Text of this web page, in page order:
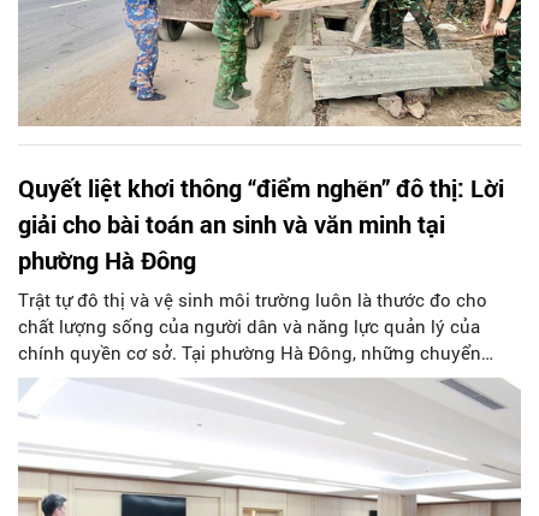
Quyết liệt khơi thông “điểm nghẽn” đô thị: Lời
giải cho bài toán an sinh và văn minh tại
phường Hà Đông
Trật tự đô thị và vệ sinh môi trường luôn là thước đo cho
chất lượng sống của người dân và năng lực quản lý của
chính quyền cơ sở. Tại phường Hà Đông, những chuyển
biến tích cực thời gian qua là không thể phủ nhận. Tuy
nhiên, sự xuất hiện của các “điểm nghẽn” kinh niên như chợ
cóc, bãi xe tự phát hay rác thải tồn đọng vẫn đang thách
thức diện mạo văn minh.